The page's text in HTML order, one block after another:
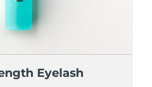
Eyelash